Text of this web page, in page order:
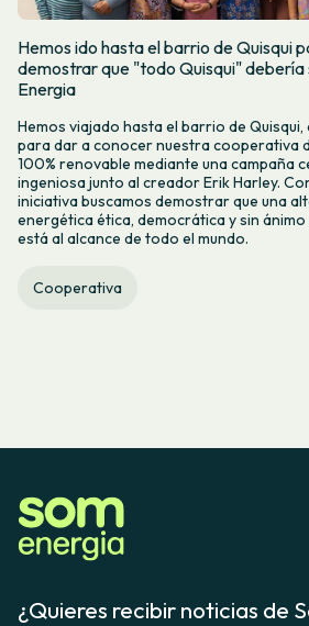
Hemos ido hasta el barrio de Quisqui
demostrar que "todo Quisqui" debería
Energia
Hemos viajado hasta el barrio de Quisqui,
para dar a conocer nuestra cooperativa
100% renovable mediante una campaña
ingeniosa junto al creador Erik Harley.
iniciativa buscamos demostrar que una
energética ética, democrática y sin ánimo
está al alcance de todo el mundo.
Cooperativa
¿Quieres recibir noticias de